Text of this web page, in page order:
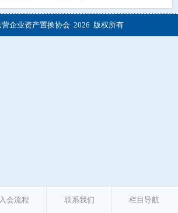
营企业资产置换协会 2026 版权所有
入会流程 联系我们 栏目导航